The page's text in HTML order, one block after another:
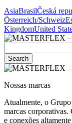
AsiaBrasilČeská
Österreich/Schweiz
KingdomUnited
Search
Nossas marcas
Atualmente, o
marcas corporativas.
e conexões